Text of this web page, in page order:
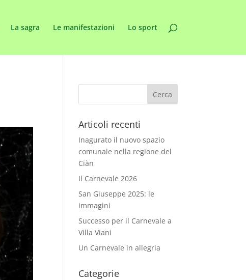
La sagra Le manifestazioni Lo sport
Articoli recenti
Inagurato il nuovo spazio
comunale nella regione del
Ciàn
Il Carnevale 2026
San Giuseppe 2025: le
immagini
Successo per il Carnevale a
Villa Viani
Un Carnevale in allegria
Categorie